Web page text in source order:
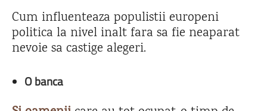
Cum influenteaza populistii europeni
politica la nivel inalt fara sa fie neaparat
nevoie sa castige alegeri.
O banca